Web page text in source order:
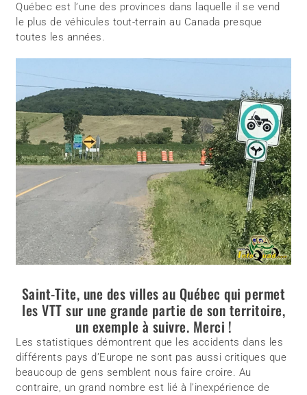
Québec est l’une des provinces dans laquelle il se vend
le plus de véhicules tout-terrain au Canada presque
toutes les années.
Saint-Tite, une des villes au Québec qui permet
les VTT sur une grande partie de son territoire,
un exemple à suivre. Merci !
Les statistiques démontrent que les accidents dans les
différents pays d’Europe ne sont pas aussi critiques que
beaucoup de gens semblent nous faire croire. Au
contraire, un grand nombre est lié à l’inexpérience de